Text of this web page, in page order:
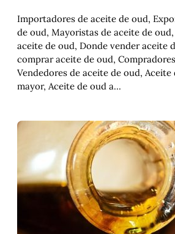
Importadores de aceite de oud,
de oud, Mayoristas de aceite de
aceite de oud, Donde vender aceite
comprar aceite de oud,
Vendedores de aceite de oud,
mayor, Aceite de oud a…